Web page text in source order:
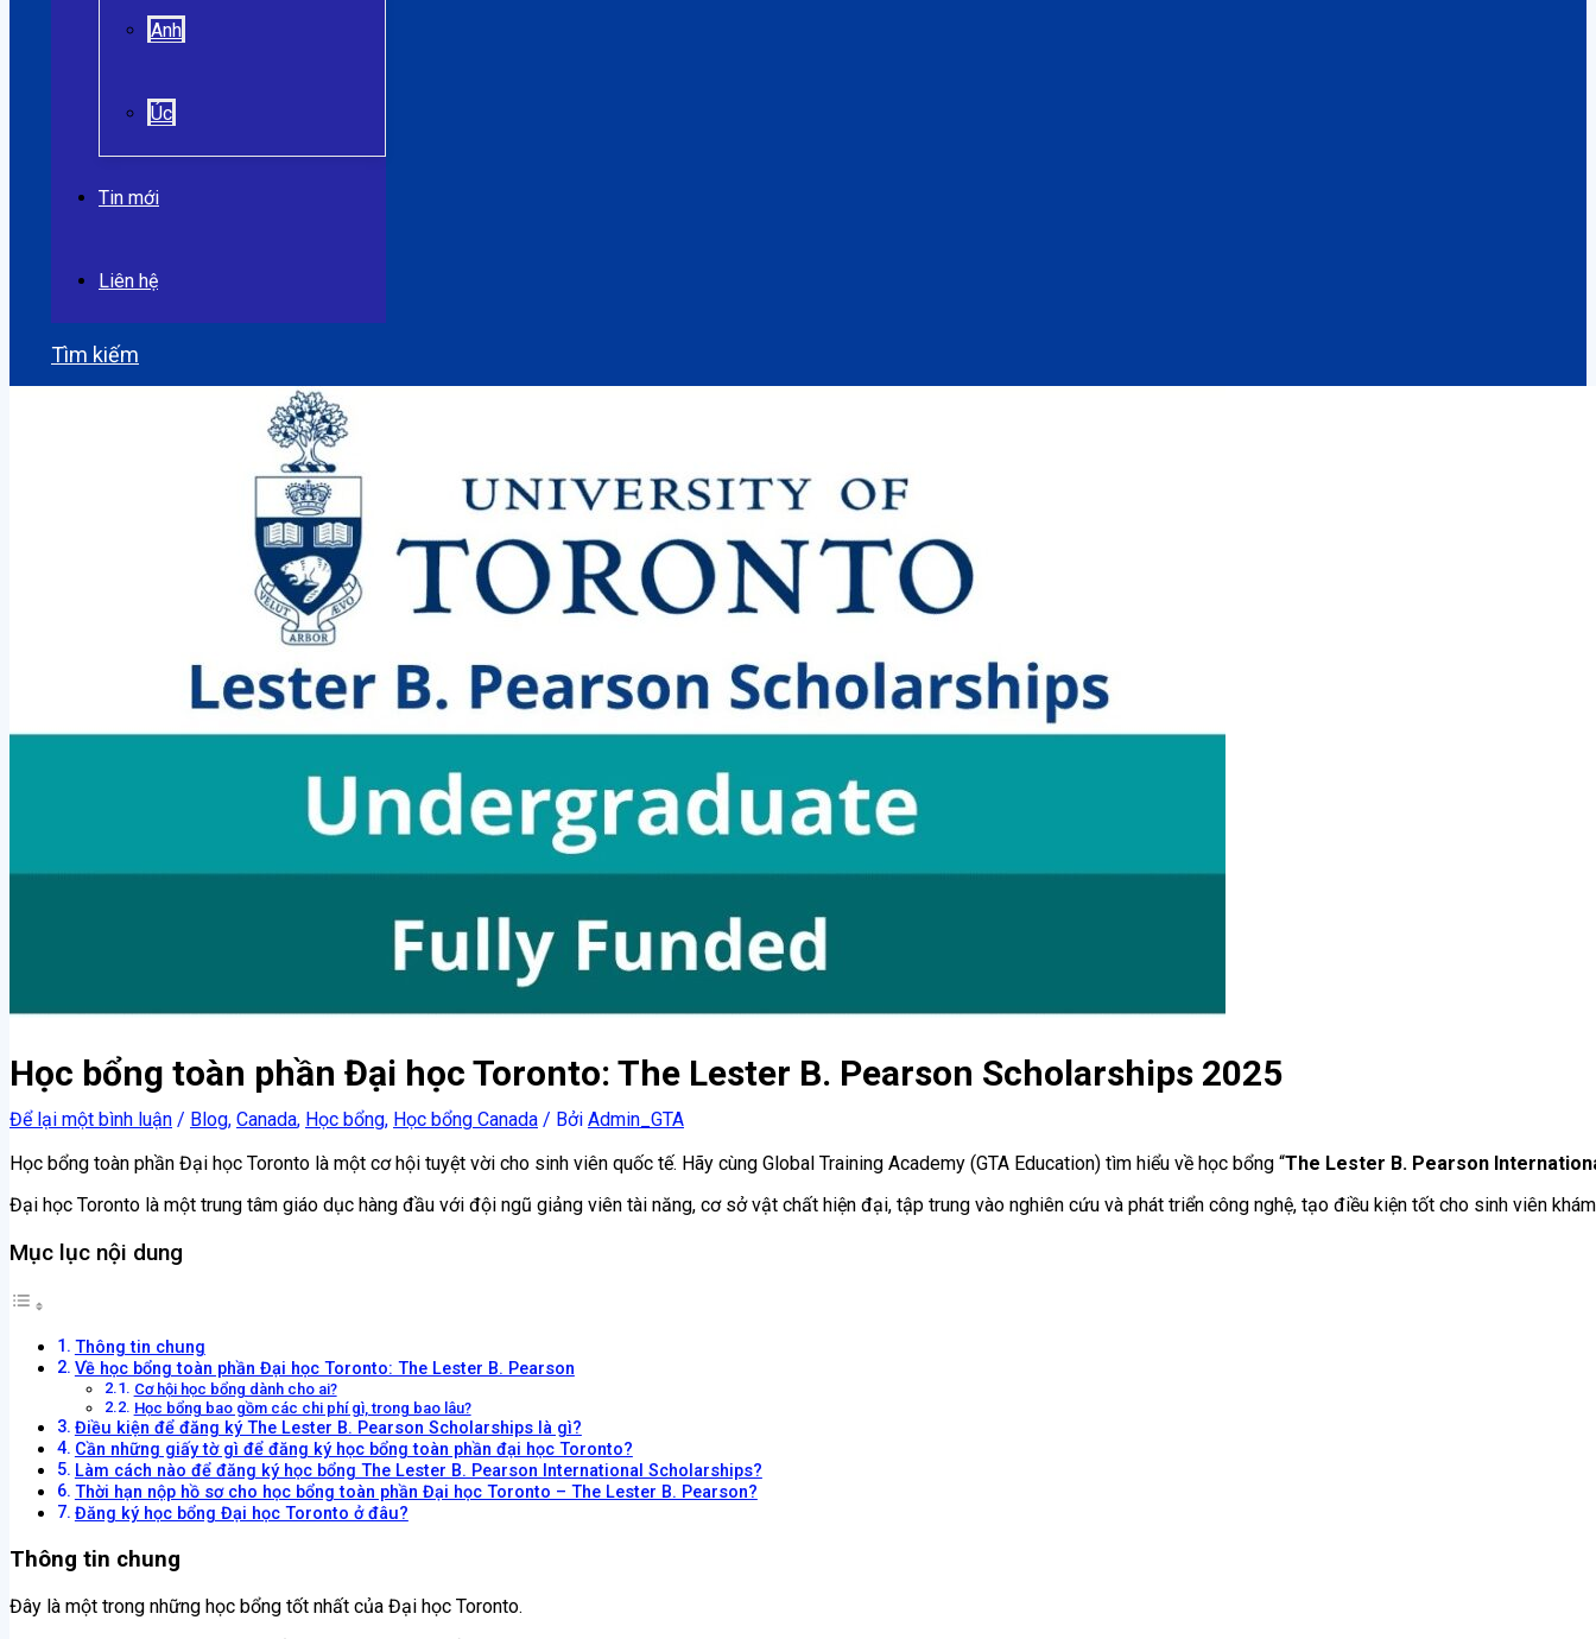
Anh
Úc
Tin mới
Liên hệ
Tìm kiếm
Học bổng toàn phần Đại học Toronto: The Lester B. Pearson Scholarships 2025
Để lại một bình luận / Blog, Canada, Học bổng, Học bổng Canada / Bởi Admin_GTA
Học bổng toàn phần Đại học Toronto là một cơ hội tuyệt vời cho sinh viên quốc tế. Hãy cùng Global Training Academy (GTA Education) tìm hiểu về học bổng “The Lester B. Pearson
Đại học Toronto là một trung tâm giáo dục hàng đầu với đội ngũ giảng viên tài năng, cơ sở vật chất hiện đại, tập trung vào nghiên cứu và phát triển công nghệ, tạo điều kiện tốt cho sinh viên
Mục lục nội dung
Thông tin chung
Về học bổng toàn phần Đại học Toronto: The Lester B. Pearson
Cơ hội học bổng dành cho ai?
Học bổng bao gồm các chi phí gì, trong bao lâu?
Điều kiện để đăng ký The Lester B. Pearson Scholarships là gì?
Cần những giấy tờ gì để đăng ký học bổng toàn phần đại học Toronto?
Làm cách nào để đăng ký học bổng The Lester B. Pearson International Scholarships?
Thời hạn nộp hồ sơ cho học bổng toàn phần Đại học Toronto – The Lester B. Pearson?
Đăng ký học bổng Đại học Toronto ở đâu?
Thông tin chung
Đây là một trong những học bổng tốt nhất của Đại học Toronto.